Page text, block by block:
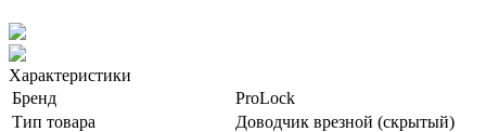
Характеристики
Бренд
ProLock
Тип товара
Доводчик врезной (скрытый)